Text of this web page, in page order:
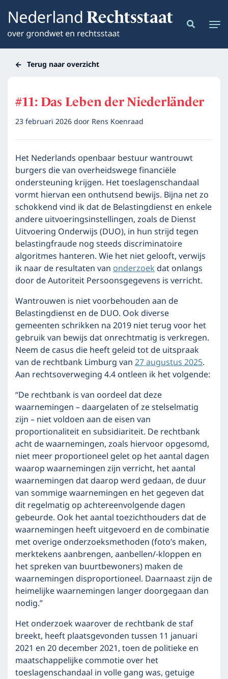
Terug naar overzicht
#11: Das Leben der Niederländer
23 februari 2026door Rens Koenraad
Het Nederlands openbaar bestuur wantrouwt
burgers die van overheidswege financiële
ondersteuning krijgen. Het toeslagenschandaal
vormt hiervan een onthutsend bewijs. Bijna net zo
schokkend vind ik dat de Belastingdienst en enkele
andere uitvoeringsinstellingen, zoals de Dienst
Uitvoering Onderwijs (DUO), in hun strijd tegen
belastingfraude nog steeds discriminatoire
algoritmes hanteren. Wie het niet gelooft, verwijs
ik naar de resultaten vanonderzoekdat onlangs
door de Autoriteit Persoonsgegevens is verricht.
Wantrouwen is niet voorbehouden aan de
Belastingdienst en de DUO. Ook diverse
gemeenten schrikken na 2019 niet terug voor het
gebruik van bewijs dat onrechtmatig is verkregen.
Neem de casus die heeft geleid tot de uitspraak
van de rechtbank Limburg van27 augustus 2025.
Aan rechtsoverweging 4.4 ontleen ik het volgende:
“De rechtbank is van oordeel dat deze
waarnemingen – daargelaten of ze stelselmatig
zijn – niet voldoen aan de eisen van
proportionaliteit en subsidiariteit. De rechtbank
acht de waarnemingen, zoals hiervoor opgesomd,
niet meer proportioneel gelet op het aantal dagen
waarop waarnemingen zijn verricht, het aantal
waarnemingen dat daarop werd gedaan, de duur
van sommige waarnemingen en het gegeven dat
dit regelmatig op achtereenvolgende dagen
gebeurde. Ook het aantal toezichthouders dat de
waarnemingen heeft uitgevoerd en de combinatie
met overige onderzoeksmethoden (foto’s maken,
merktekens aanbrengen, aanbellen/-kloppen en
het spreken van buurtbewoners) maken de
waarnemingen disproportioneel. Daarnaast zijn de
heimelijke waarnemingen langer doorgegaan dan
nodig.”
Het onderzoek waarover de rechtbank de staf
breekt, heeft plaatsgevonden tussen 11 januari
2021 en 20 december 2021, toen de politieke en
maatschappelijke commotie over het
toeslagenschandaal in volle gang was, getuige